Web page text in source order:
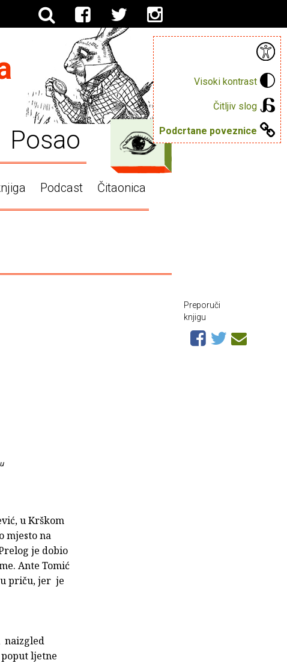
Visoki kontrast
Čitljiv slog
Podcrtane poveznice
Posao
Podcast Čitaonica
u Krškom
mjesto na
je dobio
Ante Tomić
priču, jer je
naizgled
ljetne
Preporuči
knjigu